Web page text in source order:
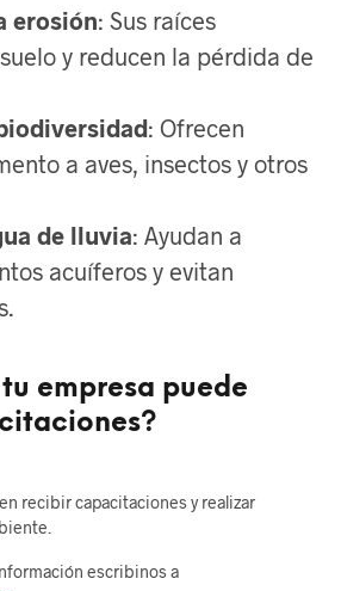
erosión: Sus raíces
y reducen la pérdida de
: Ofrecen
a aves, insectos y otros
de lluvia: Ayudan a
acuíferos y evitan
empresa puede
recibir capacitaciones y realizar
escribinos a